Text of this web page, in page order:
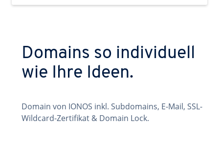
Domains so individuell
wie Ihre Ideen.
Domain von IONOS inkl. Subdomains, E-Mail, SSL-
Wildcard-Zertifikat & Domain Lock.